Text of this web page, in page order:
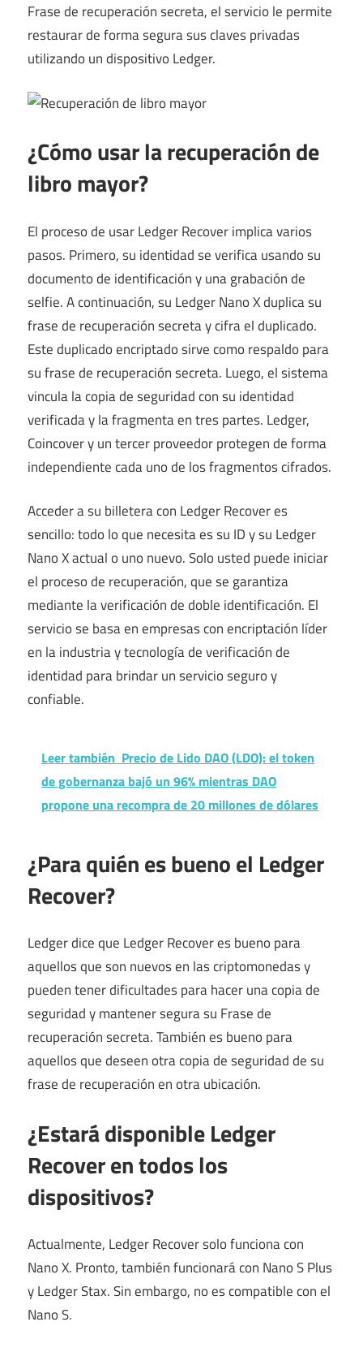
Frase de recuperación secreta, el servicio le permite
restaurar de forma segura sus claves privadas
utilizando un dispositivo Ledger.
¿Cómo usar la recuperación de
libro mayor?
El proceso de usar Ledger Recover implica varios
pasos. Primero, su identidad se verifica usando su
documento de identificación y una grabación de
selfie. A continuación, su Ledger Nano X duplica su
frase de recuperación secreta y cifra el duplicado.
Este duplicado encriptado sirve como respaldo para
su frase de recuperación secreta. Luego, el sistema
vincula la copia de seguridad con su identidad
verificada y la fragmenta en tres partes. Ledger,
Coincover y un tercer proveedor protegen de forma
independiente cada uno de los fragmentos cifrados.
Acceder a su billetera con Ledger Recover es
sencillo: todo lo que necesita es su ID y su Ledger
Nano X actual o uno nuevo. Solo usted puede iniciar
el proceso de recuperación, que se garantiza
mediante la verificación de doble identificación. El
servicio se basa en empresas con encriptación líder
en la industria y tecnología de verificación de
identidad para brindar un servicio seguro y
confiable.
Leer también Precio de Lido DAO (LDO): el token
de gobernanza bajó un 96% mientras DAO
propone una recompra de 20 millones de dólares
¿Para quién es bueno el Ledger
Recover?
Ledger dice que Ledger Recover es bueno para
aquellos que son nuevos en las criptomonedas y
pueden tener dificultades para hacer una copia de
seguridad y mantener segura su Frase de
recuperación secreta. También es bueno para
aquellos que deseen otra copia de seguridad de su
frase de recuperación en otra ubicación.
¿Estará disponible Ledger
Recover en todos los
dispositivos?
Actualmente, Ledger Recover solo funciona con
Nano X. Pronto, también funcionará con Nano S Plus
y Ledger Stax. Sin embargo, no es compatible con el
Nano S.